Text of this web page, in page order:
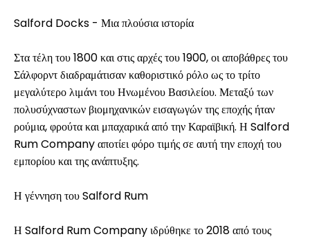
Λάβετε χρηματοδότηση
ask@scrambleup.com
+372 712 2955
Salford Docks - Μια πλούσια ιστορία
Στα τέλη του 1800 και στις αρχές του 1900, οι αποβάθρες του
Σάλφορντ διαδραμάτισαν καθοριστικό ρόλο ως το τρίτο
μεγαλύτερο λιμάνι του Ηνωμένου Βασιλείου. Μεταξύ των
πολυσύχναστων βιομηχανικών εισαγωγών της εποχής ήταν
ρούμια, φρούτα και μπαχαρικά από την Καραϊβική. Η Salford
Rum Company αποτίει φόρο τιμής σε αυτή την εποχή του
εμπορίου και της ανάπτυξης.
Η γέννηση του Salford Rum
Η Salford Rum Company ιδρύθηκε το 2018 από τους